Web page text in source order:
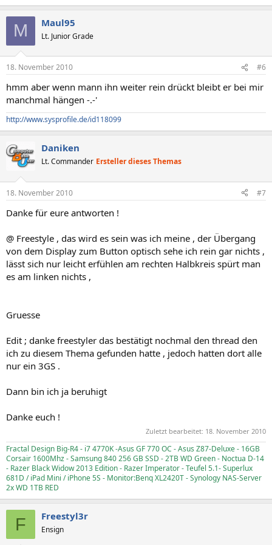
M Maul95
Lt. Junior Grade
18. November 2010 #6
hmm aber wenn mann ihn weiter rein drückt bleibt er bei mir
manchmal hängen -.-'
http://www.sysprofile.de/id118099
Daniken
Lt. Commander Ersteller dieses Themas
18. November 2010 #7
Danke für eure antworten !
@ Freestyle , das wird es sein was ich meine , der Übergang
von dem Display zum Button optisch sehe ich rein gar nichts ,
lässt sich nur leicht erfühlen am rechten Halbkreis spürt man
es am linken nichts ,
Gruesse
Edit ; danke freestyler das bestätigt nochmal den thread den
ich zu diesem Thema gefunden hatte , jedoch hatten dort alle
nur ein 3GS .
Dann bin ich ja beruhigt
Danke euch !
Zuletzt bearbeitet: 18. November 2010
Fractal Design Big-R4 - i7 4770K -Asus GF 770 OC - Asus Z87-Deluxe - 16GB
Corsair 1600Mhz - Samsung 840 256 GB SSD - 2TB WD Green - Noctua D-14
- Razer Black Widow 2013 Edition - Razer Imperator - Teufel 5.1- Superlux
681D / iPad Mini / iPhone 5S - Monitor:Benq XL2420T - Synology NAS-Server
2x WD 1TB RED
F Freestyl3r
Ensign